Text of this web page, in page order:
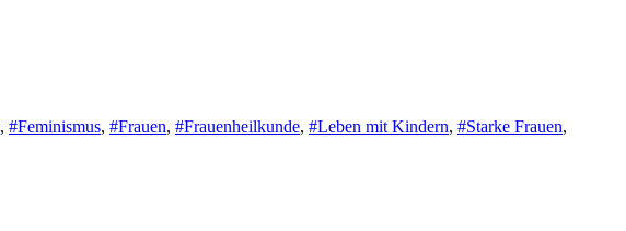
, #Feminismus, #Frauen, #Frauenheilkunde, #Leben mit Kindern, #Starke Frauen,